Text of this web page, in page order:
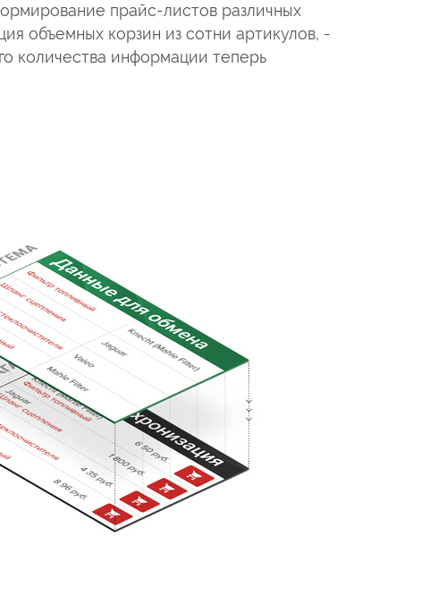
прайс-листов различных
объемных корзин из сотни артикулов, -
количества информации теперь